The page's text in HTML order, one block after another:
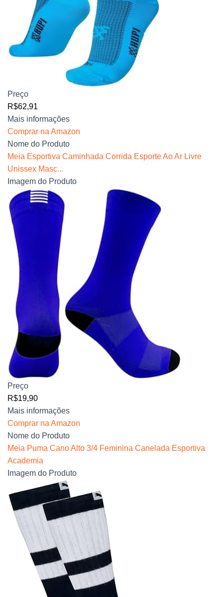
Preço
R$62,91
Mais informações
Comprar na Amazon
Nome do Produto
Meia Esportiva Caminhada Corrida Esporte Ao Ar Livre
Unissex Masc...
Imagem do Produto
Preço
R$19,90
Mais informações
Comprar na Amazon
Nome do Produto
Meia Puma Cano Alto 3/4 Feminina Canelada Esportiva
Academia
Imagem do Produto